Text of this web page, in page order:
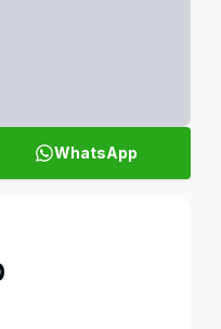
WhatsApp